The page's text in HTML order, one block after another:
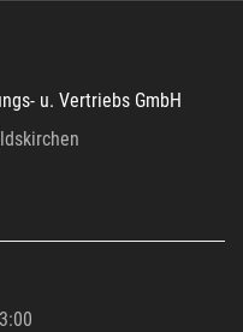
u. Vertriebs GmbH